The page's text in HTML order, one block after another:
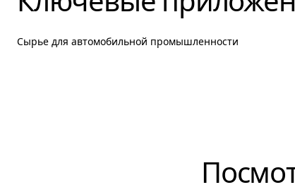
Сырье для автомобильной промышленности